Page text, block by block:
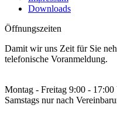
Downloads
Öffnungszeiten
Damit wir uns Zeit für Sie
telefonische Voranmeldung.
Montag - Freitag 9:00 - 17:00
Samstags nur nach